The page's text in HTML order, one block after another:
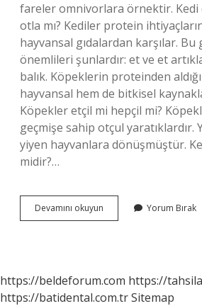
fareler omnivorlara örnektir. Kedi
otla mı? Kediler protein
hayvansal gıdalardan karşılar. Bu
önemlileri şunlardır: et ve et
balık. Köpeklerin proteinden
hayvansal hem de bitkisel
Köpekler etçil mi hepçil mi?
geçmişe sahip otçul yaratıklardır.
yiyen hayvanlara dönüşmüştür.
midir?…
Devamını okuyun
Hepçil
Yorum Bırak
https://beldeforum.com https://
https://batidental.com.trSitemap